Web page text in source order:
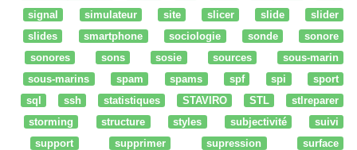
signal
simulateur site slicer slide
slider
slides
smartphone sociologie sonde
sonore
sonores
sons sosie sources
sous-marin
sous-marins
spam spams spf spi
sport
sql
ssh statistiques STAVIRO STL
stlreparer
storming
structure styles subjectivité
suivi
support
supprimer supression
surface